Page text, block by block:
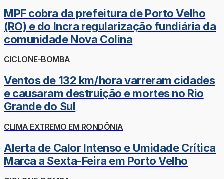
MPF cobra da prefeitura de Porto Velho
(RO) e do Incra regularização fundiária da
comunidade Nova Colina
CICLONE-BOMBA
Ventos de 132 km/hora varreram cidades
e causaram destruição e mortes no Rio
Grande do Sul
CLIMA EXTREMO EM RONDÔNIA
Alerta de Calor Intenso e Umidade Crítica
Marca a Sexta-Feira em Porto Velho